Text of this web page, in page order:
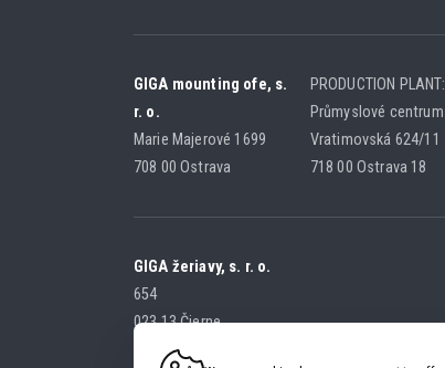
GIGA mounting ofe, s.
r. o.
Marie Majerové 1699
708 00 Ostrava
PRODUCTION PLANT:
Průmyslové centrum
Vratimovská 624/11
718 00 Ostrava 18
GIGA žeriavy, s. r. o.
654
023 13 Čierne
SLOVAK REPUBLIC